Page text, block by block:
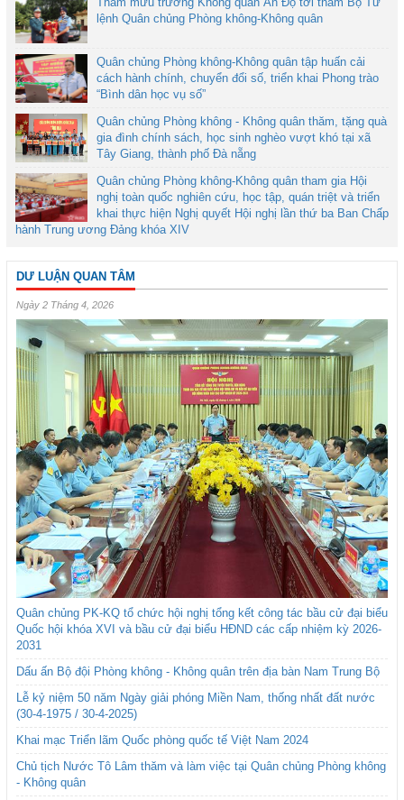
lệnh Quân chủng Phòng không-Không quân
Quân chủng Phòng không-Không quân tập huấn cải
cách hành chính, chuyển đổi số, triển khai Phong trào
“Bình dân học vụ số”
Quân chủng Phòng không - Không quân thăm, tặng quà
gia đình chính sách, học sinh nghèo vượt khó tại xã
Tây Giang, thành phố Đà nẵng
Quân chủng Phòng không-Không quân tham gia Hội
nghị toàn quốc nghiên cứu, học tập, quán triệt và triển
khai thực hiện Nghị quyết Hội nghị lần thứ ba Ban Chấp
hành Trung ương Đảng khóa XIV
DƯ LUẬN QUAN TÂM
Ngày 2 Tháng 4, 2026
Quân chủng PK-KQ tổ chức hội nghị tổng kết công tác bầu cử đại biểu
Quốc hội khóa XVI và bầu cử đại biểu HĐND các cấp nhiệm kỳ 2026-
2031
Dấu ấn Bộ đội Phòng không - Không quân trên địa bàn Nam Trung Bộ
Lễ kỷ niệm 50 năm Ngày giải phóng Miền Nam, thống nhất đất nước
(30-4-1975 / 30-4-2025)
Khai mạc Triển lãm Quốc phòng quốc tế Việt Nam 2024
Chủ tịch Nước Tô Lâm thăm và làm việc tại Quân chủng Phòng không
- Không quân